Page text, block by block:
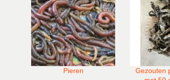
Pieren
Gezouten